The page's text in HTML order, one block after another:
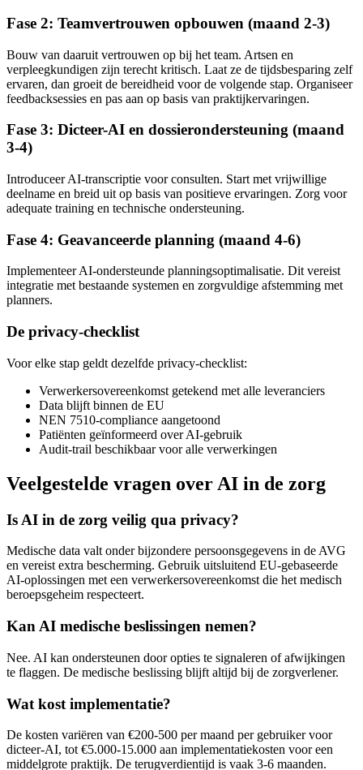
Fase 2: Teamvertrouwen opbouwen (maand 2-3)
Bouw van daaruit vertrouwen op bij het team. Artsen en
verpleegkundigen zijn terecht kritisch. Laat ze de tijdsbesparing zelf
ervaren, dan groeit de bereidheid voor de volgende stap. Organiseer
feedbacksessies en pas aan op basis van praktijkervaringen.
Fase 3: Dicteer-AI en dossierondersteuning (maand
3-4)
Introduceer AI-transcriptie voor consulten. Start met vrijwillige
deelname en breid uit op basis van positieve ervaringen. Zorg voor
adequate training en technische ondersteuning.
Fase 4: Geavanceerde planning (maand 4-6)
Implementeer AI-ondersteunde planningsoptimalisatie. Dit vereist
integratie met bestaande systemen en zorgvuldige afstemming met
planners.
De privacy-checklist
Voor elke stap geldt dezelfde privacy-checklist:
Verwerkersovereenkomst getekend met alle leveranciers
Data blijft binnen de EU
NEN 7510-compliance aangetoond
Patiënten geïnformeerd over AI-gebruik
Audit-trail beschikbaar voor alle verwerkingen
Veelgestelde vragen over AI in de zorg
Is AI in de zorg veilig qua privacy?
Medische data valt onder bijzondere persoonsgegevens in de AVG
en vereist extra bescherming. Gebruik uitsluitend EU-gebaseerde
AI-oplossingen met een verwerkersovereenkomst die het medisch
beroepsgeheim respecteert.
Kan AI medische beslissingen nemen?
Nee. AI kan ondersteunen door opties te signaleren of afwijkingen
te flaggen. De medische beslissing blijft altijd bij de zorgverlener.
Wat kost implementatie?
De kosten variëren van €200-500 per maand per gebruiker voor
dicteer-AI, tot €5.000-15.000 aan implementatiekosten voor een
middelgrote praktijk. De terugverdientijd is vaak 3-6 maanden.